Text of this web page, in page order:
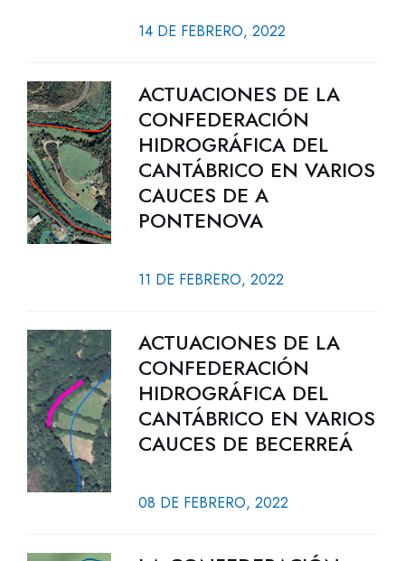
14 DE FEBRERO, 2022
ACTUACIONES DE LA
CONFEDERACIÓN
HIDROGRÁFICA DEL
CANTÁBRICO EN VARIOS
CAUCES DE A
PONTENOVA
11 DE FEBRERO, 2022
ACTUACIONES DE LA
CONFEDERACIÓN
HIDROGRÁFICA DEL
CANTÁBRICO EN VARIOS
CAUCES DE BECERREÁ
08 DE FEBRERO, 2022